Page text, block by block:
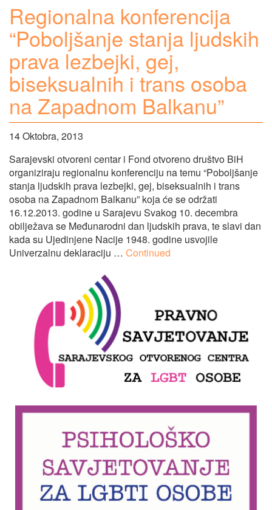
Regionalna konferencija
“Poboljšanje stanja ljudskih
prava lezbejki, gej,
biseksualnih i trans osoba
na Zapadnom Balkanu”
14 Oktobra, 2013
Sarajevski otvoreni centar i Fond otvoreno društvo BiH
organiziraju regionalnu konferenciju na temu “Poboljšanje
stanja ljudskih prava lezbejki, gej, biseksualnih i trans
osoba na Zapadnom Balkanu” koja će se održati
16.12.2013. godine u Sarajevu Svakog 10. decembra
obilježava se Međunarodni dan ljudskih prava, te slavi dan
kada su Ujedinjene Nacije 1948. godine usvojile
Univerzalnu deklaraciju … Continued